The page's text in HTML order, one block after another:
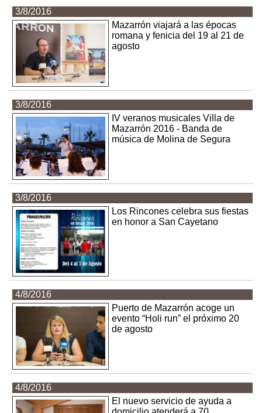
3/8/2016
Mazarrón viajará a las épocas
romana y fenicia del 19 al 21 de
agosto
3/8/2016
IV veranos musicales Villa de
Mazarrón 2016 - Banda de
música de Molina de Segura
3/8/2016
Los Rincones celebra sus fiestas
en honor a San Cayetano
4/8/2016
Puerto de Mazarrón acoge un
evento “Holi run” el próximo 20
de agosto
4/8/2016
El nuevo servicio de ayuda a